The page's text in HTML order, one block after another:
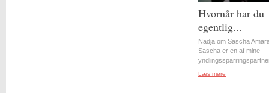
Hvornår har du
egentlig...
Nadja om Sascha
Sascha er en af mine
Læs mere